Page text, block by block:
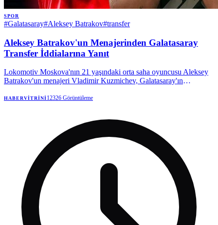
SPOR
#Galatasaray#Aleksey Batrakov#transfer
Aleksey Batrakov'un Menajerinden Galatasaray
Transfer İddialarına Yanıt
Lokomotiv Moskova'nın 21 yaşındaki orta saha oyuncusu Aleksey
Batrakov'un menajeri Vladimir Kuzmichev, Galatasaray'ın
teklif olmadığını, sadece bir niyet mektubu gönderildiğini belirterek,
HABERVITRINI12326 Görüntüleme